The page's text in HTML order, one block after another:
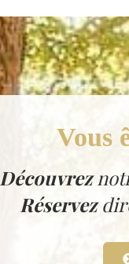
Vous
Découvrez
Réservez